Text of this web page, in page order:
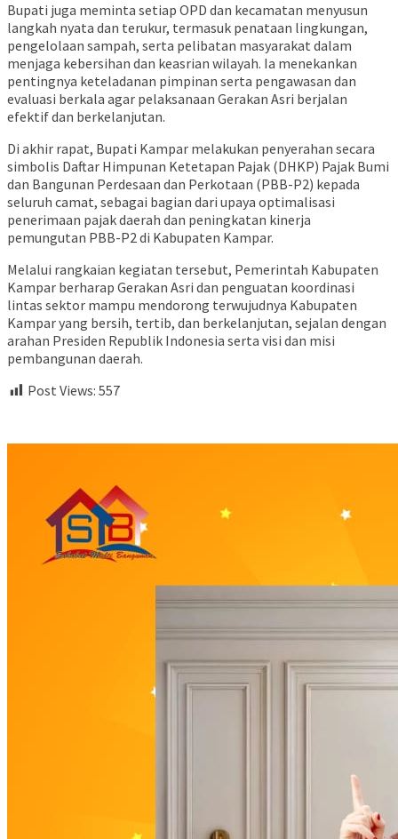
Bupati juga meminta setiap OPD dan kecamatan menyusun
langkah nyata dan terukur, termasuk penataan lingkungan,
pengelolaan sampah, serta pelibatan masyarakat dalam
menjaga kebersihan dan keasrian wilayah. Ia menekankan
pentingnya keteladanan pimpinan serta pengawasan dan
evaluasi berkala agar pelaksanaan Gerakan Asri berjalan
efektif dan berkelanjutan.
Di akhir rapat, Bupati Kampar melakukan penyerahan secara
simbolis Daftar Himpunan Ketetapan Pajak (DHKP) Pajak Bumi
dan Bangunan Perdesaan dan Perkotaan (PBB-P2) kepada
seluruh camat, sebagai bagian dari upaya optimalisasi
penerimaan pajak daerah dan peningkatan kinerja
pemungutan PBB-P2 di Kabupaten Kampar.
Melalui rangkaian kegiatan tersebut, Pemerintah Kabupaten
Kampar berharap Gerakan Asri dan penguatan koordinasi
lintas sektor mampu mendorong terwujudnya Kabupaten
Kampar yang bersih, tertib, dan berkelanjutan, sejalan dengan
arahan Presiden Republik Indonesia serta visi dan misi
pembangunan daerah.
Post Views: 557